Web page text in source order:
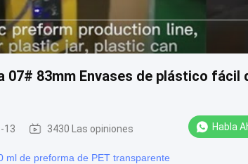
07# 83mm Envases de plástico fácil
13 3430 Las opiniones Habla
ml de preforma de PET transparente